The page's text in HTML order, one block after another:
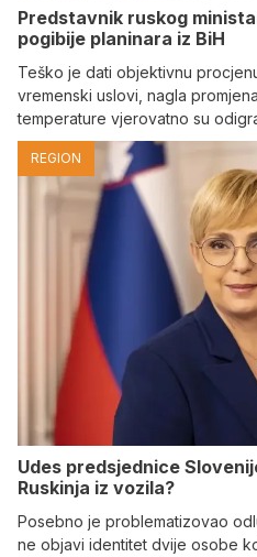
Predstavnik ruskog
pogibije planinara iz BiH
Teško je dati objektivnu
vremenski uslovi, nagla
temperature vjerovatno su
REGION
Udes predsjednice
Ruskinja iz vozila?
Posebno je problematizovao
ne objavi identitet dvije osobe